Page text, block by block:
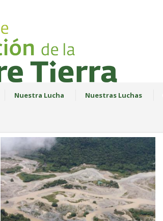
Nuestra Lucha Nuestras Luchas